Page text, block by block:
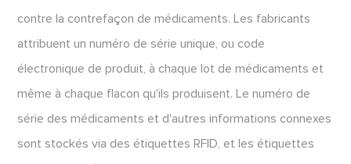
contre la contrefaçon de médicaments. Les fabricants
attribuent un numéro de série unique, ou code
électronique de produit, à chaque lot de médicaments et
même à chaque flacon qu'ils produisent. Le numéro de
série des médicaments et d'autres informations connexes
sont stockés via des étiquettes RFID, et les étiquettes